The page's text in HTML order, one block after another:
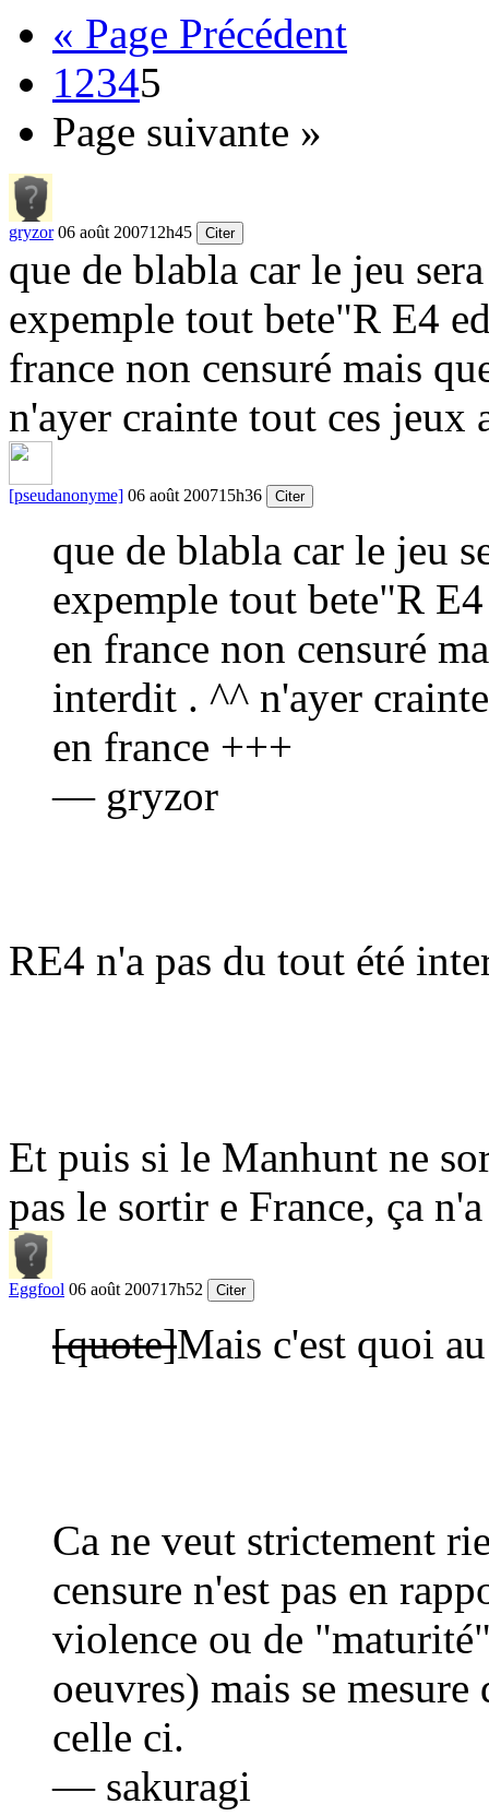
« Page Précédent
12345
Page suivante »
gryzor 06 août 200712h45 Citer
que de blabla car le jeu
expemple tout bete"R E4
france non censuré mais
n'ayer crainte tout ces
[pseudanonyme] 06 août 200715h36 Citer
que de blabla car le jeu
expemple tout bete"R
en france non censuré
interdit . ^^ n'ayer
en france +++
— gryzor
RE4 n'a pas du tout été
Et puis si le Manhunt ne
pas le sortir e France, ça
Eggfool 06 août 200717h52 Citer
[quote]Mais c'est quoi
Ca ne veut strictement
censure n'est pas en
violence ou de
oeuvres) mais se
celle ci.
— sakuragi